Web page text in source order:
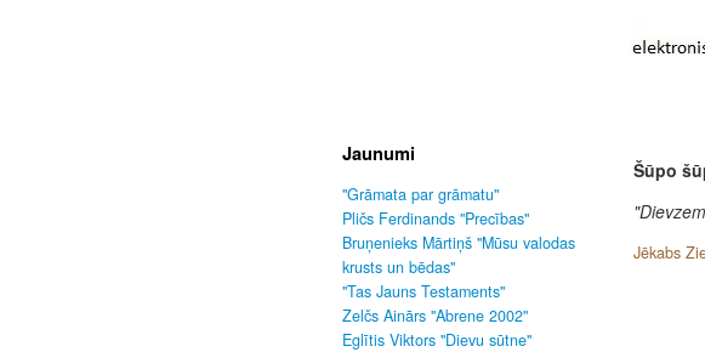
Jaunumi
"Grāmata par grāmatu"
Pličs Ferdinands "Precības"
Bruņenieks Mārtiņš "Mūsu valodas
krusts un bēdas"
"Tas Jauns Testaments"
Zelčs Ainārs "Abrene 2002"
Eglītis Viktors "Dievu sūtne"
Šūpo
Jēkabs